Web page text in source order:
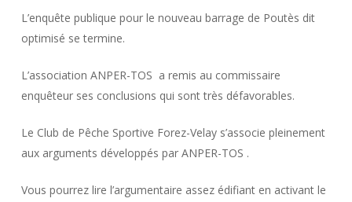
L’enquête publique pour le nouveau barrage de Poutès dit
optimisé se termine.
L’association ANPER-TOS a remis au commissaire
enquêteur ses conclusions qui sont très défavorables.
Le Club de Pêche Sportive Forez-Velay s’associe pleinement
aux arguments développés par ANPER-TOS .
Vous pourrez lire l’argumentaire assez édifiant en activant le